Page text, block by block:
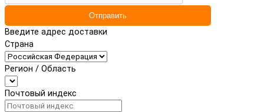
Отправить
Введите адрес доставки
Страна
Регион / Область
Почтовый индекс